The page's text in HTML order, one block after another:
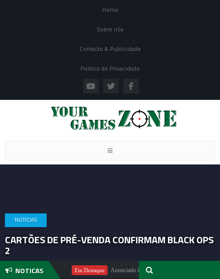
Home
Sobre nós
Contacto & Publicidade
Politica de Privacidade
Toggle navigation
NOTICIAS
CARTÕES DE PRÉ-VENDA CONFIRMAM BLACK OPS
2
NOTICAS
Pachter Em Destaque Anunciado DualSense The Last of Us Limited